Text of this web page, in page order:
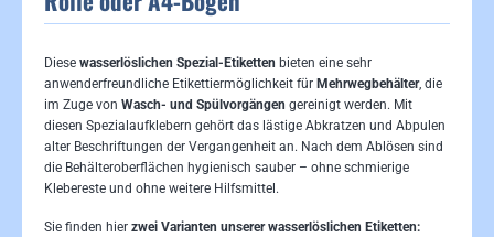
Diese wasserlöslichen Spezial-Etiketten bieten eine sehr
anwenderfreundliche Etikettiermöglichkeit für Mehrwegbehälter, die
im Zuge von Wasch- und Spülvorgängen gereinigt werden. Mit
diesen Spezialaufklebern gehört das lästige Abkratzen und Abpulen
alter Beschriftungen der Vergangenheit an. Nach dem Ablösen sind
die Behälteroberflächen hygienisch sauber – ohne schmierige
Klebereste und ohne weitere Hilfsmittel.
Sie finden hier zwei Varianten unserer wasserlöslichen Etiketten: